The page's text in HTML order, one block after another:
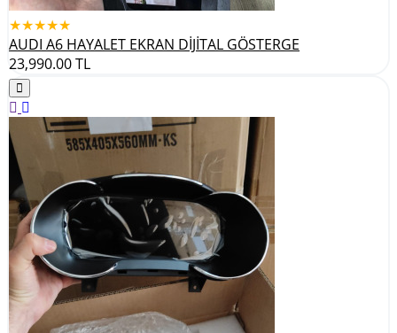
★★★★★
AUDI A6 HAYALET EKRAN DİJİTAL GÖSTERGE
23,990.00TL